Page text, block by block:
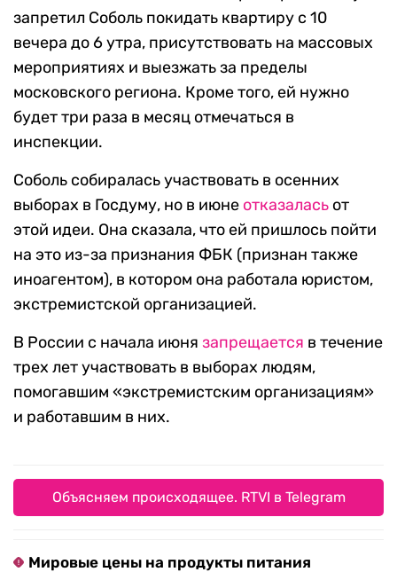
запретил Соболь покидать квартиру с 10
вечера до 6 утра, присутствовать на массовых
мероприятиях и выезжать за пределы
московского региона. Кроме того, ей нужно
будет три раза в месяц отмечаться в
инспекции.
Соболь собиралась участвовать в осенних
выборах в Госдуму, но в июне отказалась от
этой идеи. Она сказала, что ей пришлось пойти
на это из-за признания ФБК (признан также
иноагентом), в котором она работала юристом,
экстремистской организацией.
В России с начала июня запрещается в течение
трех лет участвовать в выборах людям,
помогавшим «экстремистским организациям»
и работавшим в них.
Объясняем происходящее. RTVI в Telegram
Мировые цены на продукты питания